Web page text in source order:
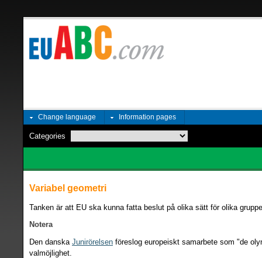
Change language Information pages
Categories
Variabel geometri
Tanken är att EU ska kunna fatta beslut på olika sätt för olika
Notera
Den danska Junirörelsen föreslog europeiskt samarbete som "de
valmöjlighet.